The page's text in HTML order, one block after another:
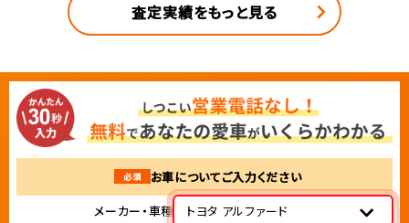
査定実績をもっと見る
必須
お車についてご入力ください
メーカー・車種
トヨタ アルファード